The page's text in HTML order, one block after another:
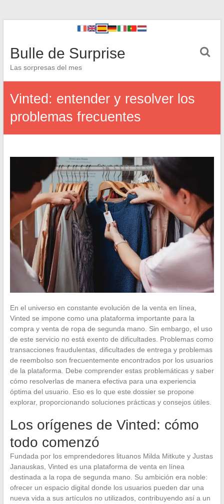
Bulle de Surprise
Las sorpresas del mes
Vinted: entender y resolver los
problemas frecuentes
En el universo en constante evolución de la venta en línea,
Vinted se impone como una plataforma importante para la
compra y venta de ropa de segunda mano. Sin embargo, el uso
de este servicio no está exento de dificultades. Problemas como
transacciones fraudulentas, dificultades de entrega y problemas
de reembolso son frecuentemente encontrados por los usuarios
de la plataforma. Debe comprender estas problemáticas y saber
cómo resolverlas de manera efectiva para una experiencia
óptima del usuario. Eso es lo que este dossier se propone
explorar, proporcionando soluciones prácticas y consejos útiles.
Los orígenes de Vinted: cómo
todo comenzó
Fundada por los emprendedores lituanos Milda Mitkute y Justas
Janauskas, Vinted es una plataforma de venta en línea
destinada a la ropa de segunda mano. Su ambición era noble:
ofrecer un espacio digital donde los usuarios pueden dar una
nueva vida a sus artículos no utilizados, contribuyendo así a un